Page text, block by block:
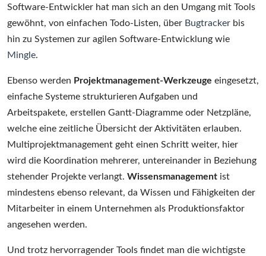
Software-Entwickler hat man sich an den Umgang mit Tools
gewöhnt, von einfachen Todo-Listen, über Bugtracker bis
hin zu Systemen zur agilen Software-Entwicklung wie
Mingle.
Ebenso werden Projektmanagement-Werkzeuge eingesetzt,
einfache Systeme strukturieren Aufgaben und
Arbeitspakete, erstellen Gantt-Diagramme oder Netzpläne,
welche eine zeitliche Übersicht der Aktivitäten erlauben.
Multiprojektmanagement geht einen Schritt weiter, hier
wird die Koordination mehrerer, untereinander in Beziehung
stehender Projekte verlangt. Wissensmanagement ist
mindestens ebenso relevant, da Wissen und Fähigkeiten der
Mitarbeiter in einem Unternehmen als Produktionsfaktor
angesehen werden.
Und trotz hervorragender Tools findet man die wichtigste